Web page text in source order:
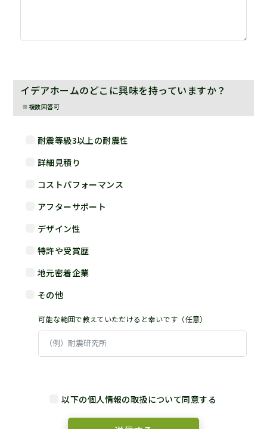
イデアホームのどこに興味を持っていますか？
※複数回答可
耐震等級3以上の耐震性
詳細見積り
コストパフォーマンス
アフターサポート
デザイン性
特許や受賞歴
地元密着企業
その他
可能な範囲で教えていただけると幸いです（任意）
以下の個人情報の取扱について同意する